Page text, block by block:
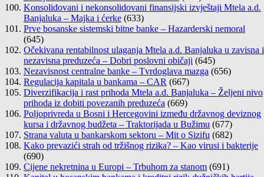
Konsolidovani i nekonsolidovani finansijski izvještaji Mtela a.d.
Banjaluka – Majka i ćerke (633)
Prve bosanske sistemski bitne banke – Hazarderski nemoral
(645)
Očekivana rentabilnost ulaganja Mtela a.d. Banjaluka u zavisna i
nezavisna preduzeća – Dobri poslovni običaji (645)
Nezavisnost centralne banke – Tvrdoglava mazga (656)
Regulacija kapitala u bankama – CAR (667)
Diverzifikacija i rast prihoda Mtela a.d. Banjaluka – Željeni nivo
prihoda iz dobiti povezanih preduzeća (669)
Poljoprivreda u Bosni i Hercegovini između državnog deviznog
kursa i državnog budžeta – Traktorijada u Bužimu (677)
Strana valuta u bankarskom sektoru – Mit o Sizifu (682)
Kako prevazići strah od tržišnog rizika? – Kao virusi i bakterije
(690)
Cijene nekretnina u Europi – Trbuhom za stanom (691)